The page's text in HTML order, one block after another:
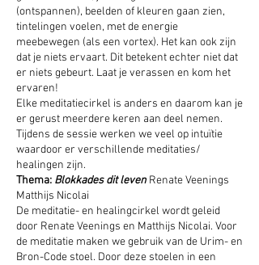
(ontspannen), beelden of kleuren gaan zien,
tintelingen voelen, met de energie
meebewegen (als een vortex). Het kan ook zijn
dat je niets ervaart. Dit betekent echter niet dat
er niets gebeurt. Laat je verassen en kom het
ervaren!
Elke meditatiecirkel is anders en daarom kan je
er gerust meerdere keren aan deel nemen.
Tijdens de sessie werken we veel op intuïtie
waardoor er verschillende meditaties/
healingen zijn.
Thema: Blokkades dit leven Renate Veenings
Matthijs Nicolai
De meditatie- en healingcirkel wordt geleid
door Renate Veenings en Matthijs Nicolai. Voor
de meditatie maken we gebruik van de Urim- en
Bron-Code stoel. Door deze stoelen in een